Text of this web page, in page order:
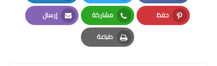
Facebook
Twitter
LinkedIn
حفظ
Pinterest
مشاركة
Whatsapp
إرسال
Email
طباعة
Print